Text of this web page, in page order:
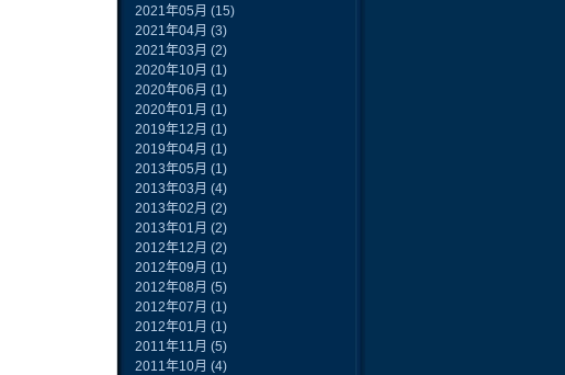
2021年05月 (15)
2021年04月 (3)
2021年03月 (2)
2020年10月 (1)
2020年06月 (1)
2020年01月 (1)
2019年12月 (1)
2019年04月 (1)
2013年05月 (1)
2013年03月 (4)
2013年02月 (2)
2013年01月 (2)
2012年12月 (2)
2012年09月 (1)
2012年08月 (5)
2012年07月 (1)
2012年01月 (1)
2011年11月 (5)
2011年10月 (4)